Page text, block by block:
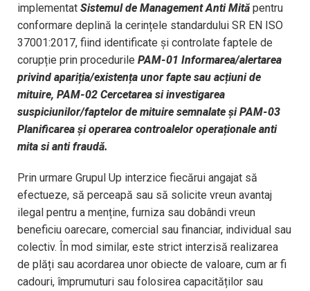
implementat Sistemul de Management Anti Mită pentru
conformare deplină la cerințele standardului SR EN ISO
37001:2017, fiind identificate și controlate faptele de
corupție prin procedurile PAM-01 Informarea/alertarea
privind apariția/existența unor fapte sau acțiuni de
mituire, PAM-02 Cercetarea si investigarea
suspiciunilor/faptelor de mituire semnalate și PAM-03
Planificarea și operarea controalelor operaționale anti
mita si anti fraudă.
Prin urmare Grupul Up interzice fiecărui angajat să
efectueze, să perceapă sau să solicite vreun avantaj
ilegal pentru a menține, furniza sau dobândi vreun
beneficiu oarecare, comercial sau financiar, individual sau
colectiv. În mod similar, este strict interzisă realizarea
de plăți sau acordarea unor obiecte de valoare, cum ar fi
cadouri, împrumuturi sau folosirea capacităților sau